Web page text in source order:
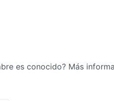
es conocido? Más